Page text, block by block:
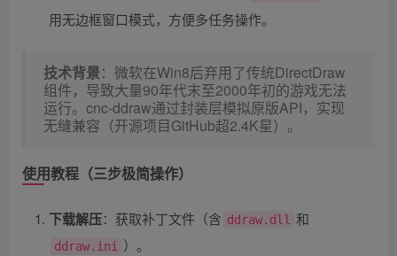
用无边框窗口模式，方便多任务操作。
技术背景​：微软在Win8后弃用了传统DirectDraw
组件，导致大量90年代末至2000年初的游戏无法
运行。cnc-ddraw通过封装层模拟原版API，实现
无缝兼容（开源项目GitHub超2.4K星）。
使用教程（三步极简操作）
下载解压​：获取补丁文件（含 ddraw.dll 和
ddraw.ini ）。